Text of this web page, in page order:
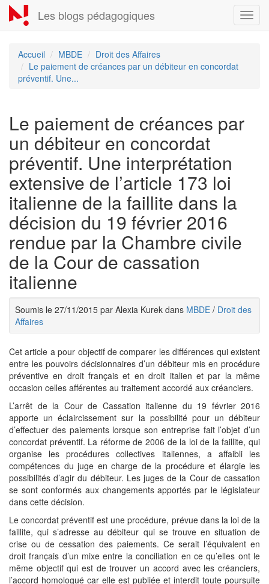
Aller
au
contenu
Les blogs pédagogiques
Accueil MBDE
Droit des Affaires
Le paiement de créances par un débiteur en concordat
préventif. Une...
Le paiement de créances par
un débiteur en concordat
préventif. Une interprétation
extensive de l’article 173 loi
italienne de la faillite dans la
décision du 19 février 2016
rendue par la Chambre civile
de la Cour de cassation
italienne
Soumis le 27/11/2015 par Alexia Kurek dans MBDE / Droit des
Affaires
Cet article a pour objectif de comparer les différences qui existent
entre les pouvoirs décisionnaires d’un débiteur mis en procédure
préventive en droit français et en droit italien et par la même
occasion celles afférentes au traitement accordé aux créanciers.
L’arrêt de la Cour de Cassation italienne du 19 février 2016
apporte un éclaircissement sur la possibilité pour un débiteur
d’effectuer des paiements lorsque son entreprise fait l’objet d’un
concordat préventif. La réforme de 2006 de la loi de la faillite, qui
organise les procédures collectives italiennes, a affaibli les
compétences du juge en charge de la procédure et élargie les
possibilités d’agir du débiteur. Les juges de la Cour de cassation
se sont conformés aux changements apportés par le législateur
dans cette décision.
Le concordat préventif est une procédure, prévue dans la loi de la
faillite, qui s’adresse au débiteur qui se trouve en situation de
crise ou de cessation des paiements. Ce serait l’équivalent en
droit français d’un mixe entre la conciliation en ce qu’elles ont le
même objectif qui est de trouver un accord avec les créanciers,
l’accord homologué car elle est publiée et interdit toute poursuite